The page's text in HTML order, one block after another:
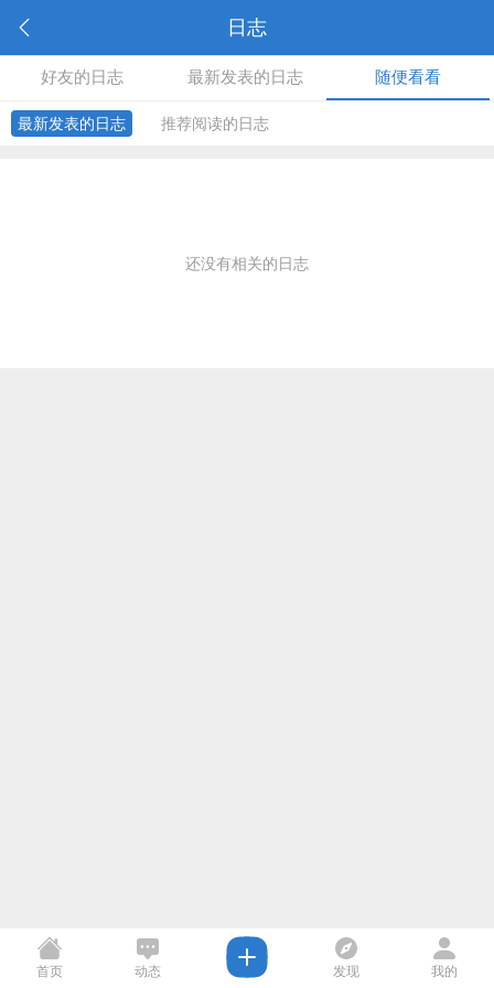
日志
好友的日志 最新发表的日志 随便看看
最新发表的日志 推荐阅读的日志
还没有相关的日志
首页 动态 发现 我的